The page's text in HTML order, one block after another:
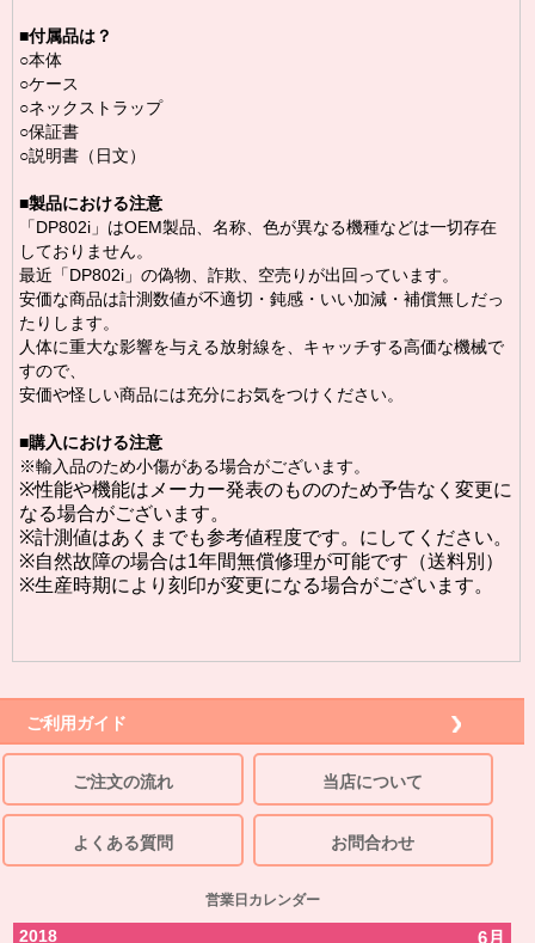
■付属品は？
○本体
○ケース
○ネックストラップ
○保証書
○説明書（日文）
■製品における注意
「DP802i」はOEM製品、名称、色が異なる機種などは一切存在
しておりません。
最近「DP802i」の偽物、詐欺、空売りが出回っています。
安価な商品は計測数値が不適切・鈍感・いい加減・補償無しだっ
たりします。
人体に重大な影響を与える放射線を、キャッチする高価な機械で
すので、
安価や怪しい商品には充分にお気をつけください。
■購入における注意
※輸入品のため小傷がある場合がございます。
※性能や機能はメーカー発表のもののため予告なく変更に
なる場合がございます。
※計測値はあくまでも参考値程度です。にしてください。
※自然故障の場合は1年間無償修理が可能です（送料別）
※生産時期により刻印が変更になる場合がございます。
ご利用ガイド
ご注文の流れ 当店について
よくある質問 お問合わせ
営業日カレンダー
2018 6月